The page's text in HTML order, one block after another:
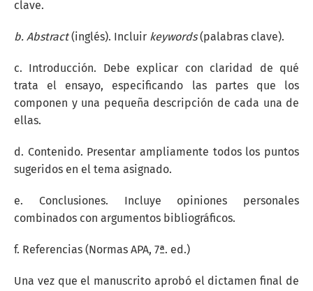
clave.
b. Abstract(inglés). Incluir keywords(palabras clave).
c. Introducción. Debe explicar con claridad de qué
trata el ensayo, especificando las partes que los
componen y una pequeña descripción de cada una de
ellas.
d. Contenido. Presentar ampliamente todos los puntos
sugeridos en el tema asignado.
e. Conclusiones. Incluye opiniones personales
combinados con argumentos bibliográficos.
f. Referencias (Normas APA, 7ª. ed.)
Una vez que el manuscrito aprobó el dictamen final de